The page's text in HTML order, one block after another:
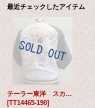
最近チェックしたアイテム
テーラー東洋 スカジャン サテン×サテン
[TT14465-190]